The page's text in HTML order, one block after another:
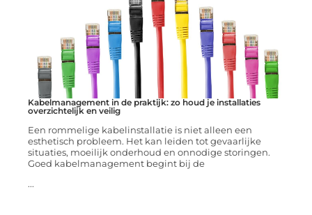
Kabelmanagement in de praktijk: zo houd je installaties
overzichtelijk en veilig
Een rommelige kabelinstallatie is niet alleen een
esthetisch probleem. Het kan leiden tot gevaarlijke
situaties, moeilijk onderhoud en onnodige storingen.
Goed kabelmanagement begint bij de
...